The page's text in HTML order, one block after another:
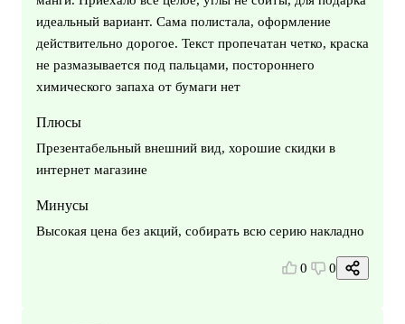
идеальный вариант. Сама полистала, оформление
действительно дорогое. Текст пропечатан четко, краска
не размазывается под пальцами, постороннего
химического запаха от бумаги нет
Плюсы
Презентабельный внешний вид, хорошие скидки в
интернет магазине
Минусы
Высокая цена без акций, собирать всю серию накладно
0 0